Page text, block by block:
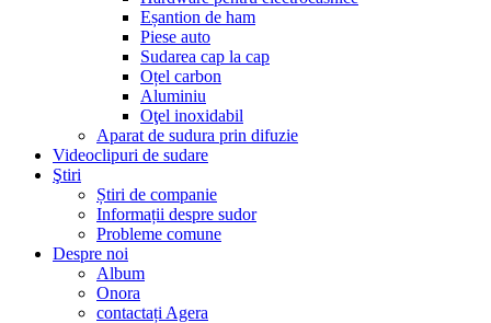
Eșantion de ham
Piese auto
Sudarea cap la cap
Oțel carbon
Aluminiu
Oţel inoxidabil
Aparat de sudura prin difuzie
Videoclipuri de sudare
Ştiri
Știri de companie
Informații despre sudor
Probleme comune
Despre noi
Album
Onora
contactați Agera